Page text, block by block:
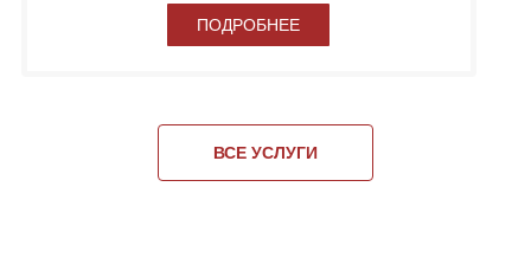
ПОДРОБНЕЕ
ВСЕ УСЛУГИ